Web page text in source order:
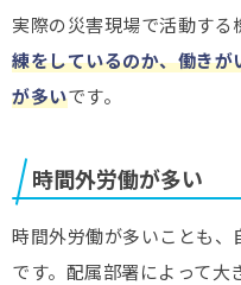
実際の災害現場で活動する
練をしているのか、働き
が多いです。
時間外労働が多い
時間外労働が多いことも、
です。配属部署によって大